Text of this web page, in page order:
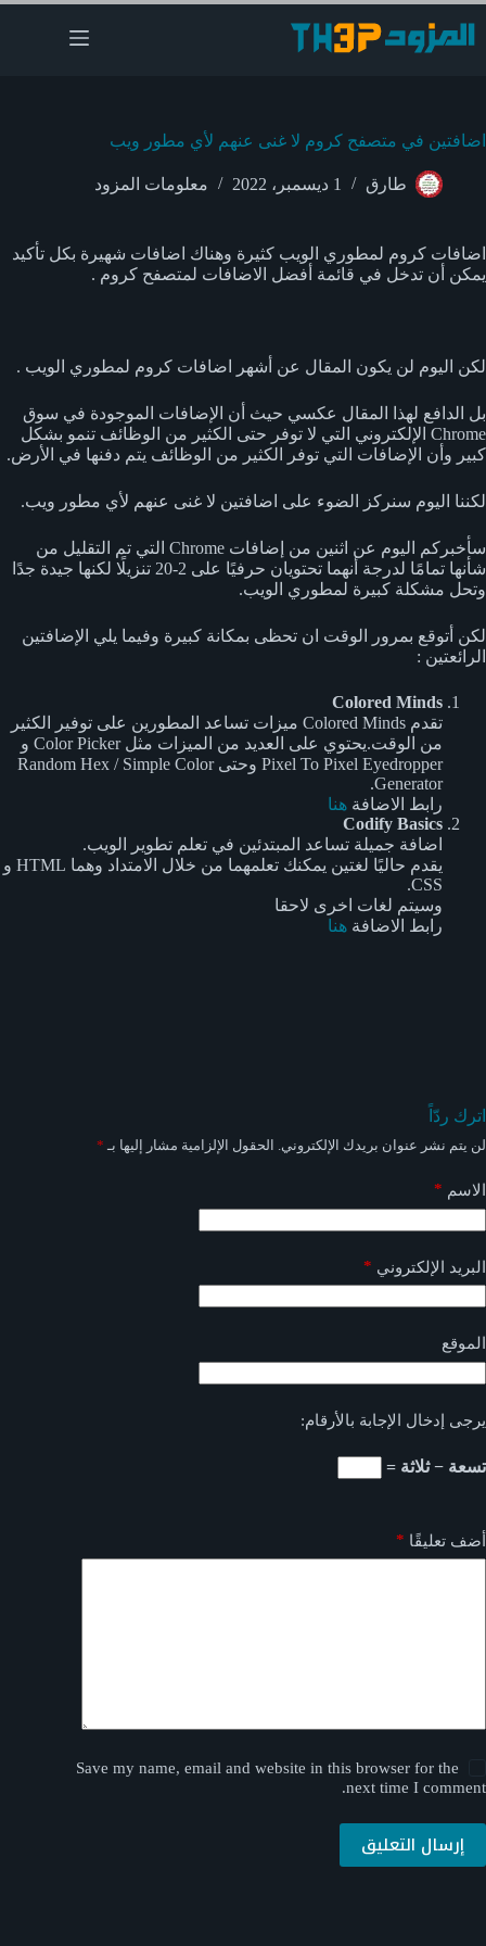
التجاوز
إلى
المحتوى
اضافتين في متصفح كروم لا غنى عنهم لأي مطور ويب
طارق 1 ديسمبر، 2022 معلومات المزود
اضافات كروم لمطوري الويب كثيرة وهناك اضافات شهيرة بكل تأكيد
يمكن أن تدخل في قائمة أفضل الاضافات لمتصفح كروم .
لكن اليوم لن يكون المقال عن أشهر اضافات كروم لمطوري الويب .
بل الدافع لهذا المقال عكسي حيث أن الإضافات الموجودة في سوق
Chrome الإلكتروني التي لا توفر حتى الكثير من الوظائف تنمو بشكل
كبير وأن الإضافات التي توفر الكثير من الوظائف يتم دفنها في الأرض.
لكننا اليوم سنركز الضوء على اضافتين لا غنى عنهم لأي مطور ويب.
سأخبركم اليوم عن اثنين من إضافات Chrome التي تم التقليل من
شأنها تمامًا لدرجة أنهما تحتويان حرفيًا على 2-20 تنزيلًا لكنها جيدة جدًا
وتحل مشكلة كبيرة لمطوري الويب.
لكن أتوقع بمرور الوقت ان تحظى بمكانة كبيرة وفيما يلي الإضافتين
الرائعتين :
Colored Minds
تقدم Colored Minds ميزات تساعد المطورين على توفير الكثير
من الوقت.
يحتوي على العديد من الميزات مثل Color Picker و
Pixel To Pixel Eyedropper وحتى Random Hex / Simple Color
Generator.
رابط الاضافة هنا
Codify Basics
اضافة جميلة تساعد المبتدئين في تعلم تطوير الويب.
يقدم حاليًا لغتين يمكنك تعلمهما من خلال الامتداد وهما HTML و
CSS.
وسيتم لغات اخرى لاحقا
رابط الاضافة هنا
اترك ردّاً
لن يتم نشر عنوان بريدك الإلكتروني. الحقول الإلزامية مشار إليها بـ *
الاسم *
البريد الإلكتروني *
الموقع
يرجى إدخال الإجابة بالأرقام:
تسعة − ثلاثة =
أضف تعليقًا *
Save my name, email and website in this browser for the
next time I comment.
إرسال التعليق